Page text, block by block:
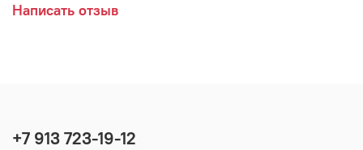
Написать отзыв
+7 913 723-19-12